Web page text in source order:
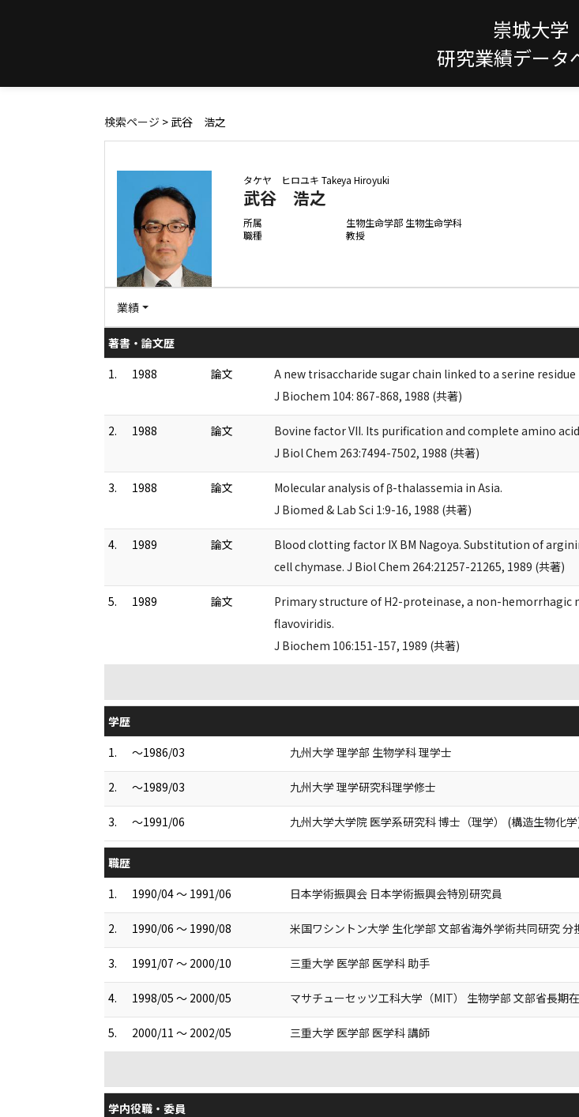
崇城大学
研究業績データ
検索ページ > 武谷 浩之
タケヤ ヒロユキ Takeya Hiroyuki
武谷 浩之
所属
生物生命学部 生物生命学科
職種
教授
業績
著書・論文歴
1.
1988 論文
A new trisaccharide sugar chain linked to a serine
J Biochem 104: 867-868, 1988 (共著)
2. 1988 論文
Bovine factor VII. Its purification and complete amino
J Biol Chem 263:7494-7502, 1988 (共著)
3. 1988 論文
Molecular analysis of β-thalassemia in Asia.
J Biomed & Lab Sci 1:9-16, 1988 (共著)
4. 1989 論文
Blood clotting factor IX BM Nagoya. Substitution of
cell chymase. J Biol Chem 264:21257-21265, 1989 (共著)
5. 1989 論文
Primary structure of H2-proteinase, a non-
flavoviridis.
J Biochem 106:151-157, 1989 (共著)
学歴
1.
～1986/03 九州大学 理学部 生物学科 理学士
2. ～1989/03 九州大学 理学研究科理学修士
3. ～1991/06 九州大学大学院 医学系研究科 博士（理学） (構造生物化
職歴
1.
1990/04 ～ 1991/06 日本学術振興会 日本学術振興会特別研究員
2. 1990/06 ～ 1990/08 米国ワシントン大学 生化学部 文部省海外学術共同研究 分
3. 1991/07 ～ 2000/10 三重大学 医学部 医学科 助手
4. 1998/05 ～ 2000/05 マサチューセッツ工科大学（MIT） 生物学部 文部省長期
5. 2000/11 ～ 2002/05 三重大学 医学部 医学科 講師
学内役職・委員